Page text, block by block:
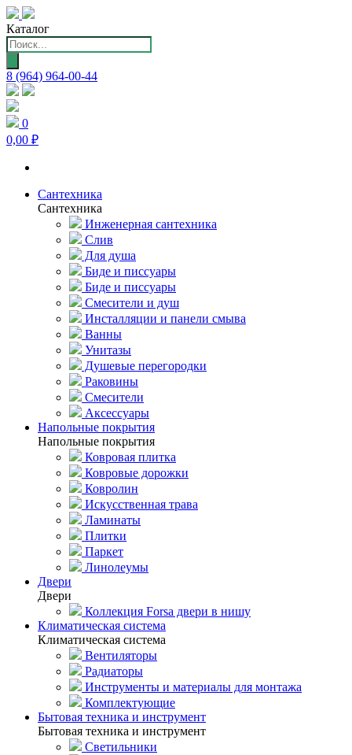
Каталог
Поиск
товаров
8 (964) 964-00-44
0
0,00 ₽
Сантехника
Сантехника
Инженерная сантехника
Слив
Для душа
Биде и писсуары
Биде и писсуары
Смесители и душ
Инсталляции и панели смыва
Ванны
Унитазы
Душевые перегородки
Раковины
Смесители
Аксессуары
Напольные покрытия
Напольные покрытия
Ковровая плитка
Ковровые дорожки
Ковролин
Искусственная трава
Ламинаты
Плитки
Паркет
Линолеумы
Двери
Двери
Коллекция Forsa двери в нишу
Климатическая система
Климатическая система
Вентиляторы
Радиаторы
Инструменты и материалы для монтажа
Комплектующие
Бытовая техника и инструмент
Бытовая техника и инструмент
Светильники